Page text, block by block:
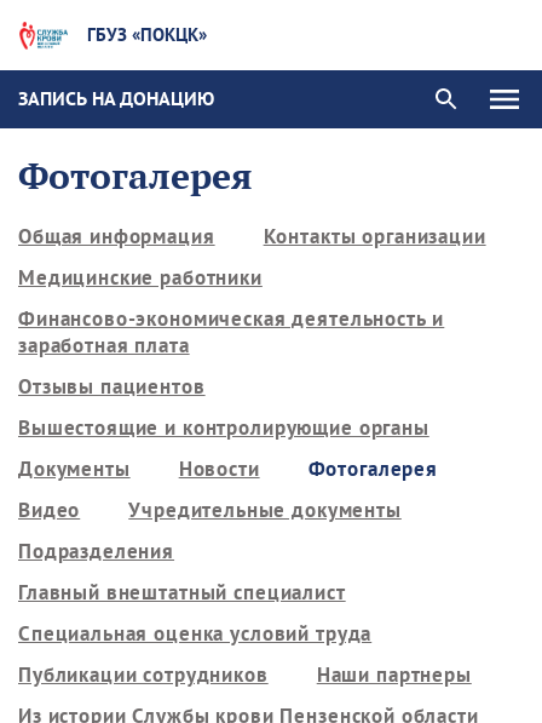
ГБУЗ «ПОКЦК»
ЗАПИСЬ НА ДОНАЦИЮ
Фотогалерея
Общая информация
Контакты организации
Медицинские работники
Финансово-экономическая деятельность и
заработная плата
Отзывы пациентов
Вышестоящие и контролирующие органы
Документы
Новости
Фотогалерея
Видео
Учредительные документы
Подразделения
Главный внештатный специалист
Специальная оценка условий труда
Публикации сотрудников
Наши партнеры
Из истории Службы крови Пензенской области